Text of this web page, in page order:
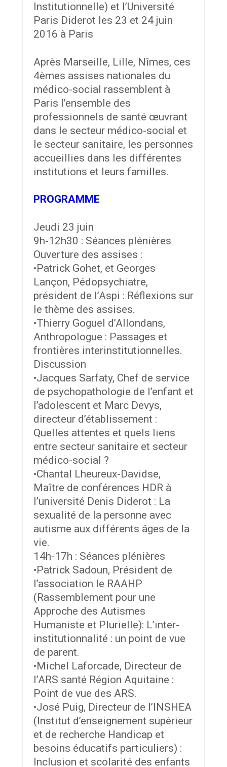
Institutionnelle) et l’Université
Paris Diderot les 23 et 24 juin
2016 à Paris
Après Marseille, Lille, Nîmes, ces
4èmes assises nationales du
médico-social rassemblent à
Paris l’ensemble des
professionnels de santé œuvrant
dans le secteur médico-social et
le secteur sanitaire, les personnes
accueillies dans les différentes
institutions et leurs familles.
PROGRAMME
Jeudi 23 juin
9h-12h30 : Séances plénières
Ouverture des assises :
•Patrick Gohet, et Georges
Lançon, Pédopsychiatre,
président de l’Aspi : Réflexions sur
le thème des assises.
•Thierry Goguel d’Allondans,
Anthropologue : Passages et
frontières interinstitutionnelles.
Discussion
•Jacques Sarfaty, Chef de service
de psychopathologie de l’enfant et
l’adolescent et Marc Devys,
directeur d’établissement :
Quelles attentes et quels liens
entre secteur sanitaire et secteur
médico-social ?
•Chantal Lheureux-Davidse,
Maître de conférences HDR à
l’université Denis Diderot : La
sexualité de la personne avec
autisme aux différents âges de la
vie.
14h-17h : Séances plénières
•Patrick Sadoun, Président de
l’association le RAAHP
(Rassemblement pour une
Approche des Autismes
Humaniste et Plurielle): L’inter-
institutionnalité : un point de vue
de parent.
•Michel Laforcade, Directeur de
l’ARS santé Région Aquitaine :
Point de vue des ARS.
•José Puig, Directeur de l’INSHEA
(Institut d’enseignement supérieur
et de recherche Handicap et
besoins éducatifs particuliers) :
Inclusion et scolarité des enfants